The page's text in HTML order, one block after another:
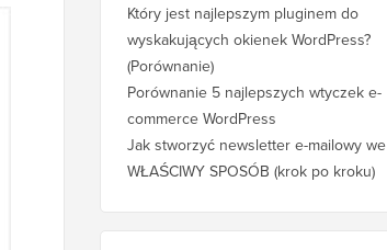
Który jest najlepszym pluginem do
wyskakujących okienek WordPress?
(Porównanie)
Porównanie 5 najlepszych wtyczek e-
commerce WordPress
Jak stworzyć newsletter e-mailowy we
WŁAŚCIWY SPOSÓB (krok po kroku)